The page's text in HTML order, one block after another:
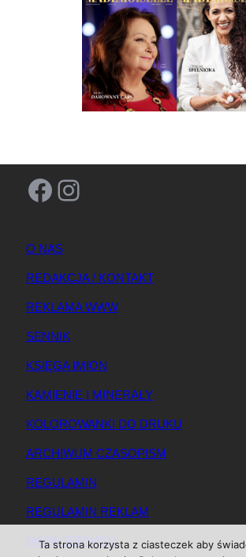
Facebook Instagram
O NAS
REDAKCJA / KONTAKT
REKLAMA WWW
SENNIK
KSIĘGA IMION
KAMIENIE I MINERAŁY
KOLOROWANKI DO DRUKU
ARCHIWUM CZASOPISM
REGULAMIN
REGULAMIN REKLAM
MAPA SERWISU
Ta strona korzysta z ciasteczek aby